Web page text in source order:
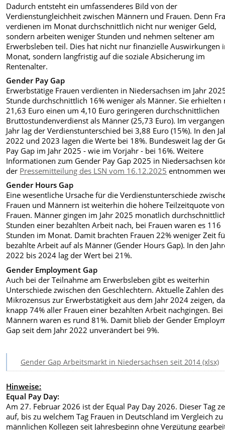
Dadurch entsteht ein umfassenderes Bild von der
Verdienstungleichheit zwischen Männern und Frauen. Denn
verdienen im Monat durchschnittlich nicht nur weniger Geld,
sondern arbeiten weniger Stunden und nehmen seltener am
Erwerbsleben teil. Dies hat nicht nur finanzielle Auswirkungen
Monat, sondern langfristig auf die soziale Absicherung im
Rentenalter.
Gender Pay Gap
Erwerbstätige Frauen verdienten in Niedersachsen im Jahr
Stunde durchschnittlich 16% weniger als Männer. Sie erhielten
21,63 Euro einen um 4,10 Euro geringeren durchschnittlichen
Bruttostundenverdienst als Männer (25,73 Euro). Im
Jahr lag der Verdienstunterschied bei 3,88 Euro (15%). In den
2022 und 2023 lagen die Werte bei 18%. Bundesweit lag der
Pay Gap im Jahr 2025 - wie im Vorjahr - bei 16%. Weitere
Informationen zum Gender Pay Gap 2025 in Niedersachsen
der Pressemitteilung des LSN vom 16.12.2025 entnommen
Gender Hours Gap
Eine wesentliche Ursache für die Verdienstunterschiede
Frauen und Männern ist weiterhin die höhere Teilzeitquote von
Frauen. Männer gingen im Jahr 2025 monatlich
Stunden einer bezahlten Arbeit nach, bei Frauen waren es 116
Stunden im Monat. Damit brachten Frauen 22% weniger Zeit
bezahlte Arbeit auf als Männer (Gender Hours Gap). In den
2022 bis 2024 lag der Wert bei 21%.
Gender Employment Gap
Auch bei der Teilnahme am Erwerbsleben gibt es weiterhin
Unterschiede zwischen den Geschlechtern. Aktuelle Zahlen des
Mikrozensus zur Erwerbstätigkeit aus dem Jahr 2024 zeigen,
knapp 74% aller Frauen einer bezahlten Arbeit nachgingen.
Männern waren es rund 81%. Damit blieb der Gender
Gap seit dem Jahr 2022 unverändert bei 9%.
Gender Gap Arbeitsmarkt in Niedersachsen seit 2014 (xlsx)
Hinweise:
Equal Pay Day:
Am 27. Februar 2026 ist der Equal Pay Day 2026. Dieser Tag
auf, bis zu welchem Tag Frauen in Deutschland im Vergleich
männlichen Kollegen seit Jahresbeginn ohne Vergütung